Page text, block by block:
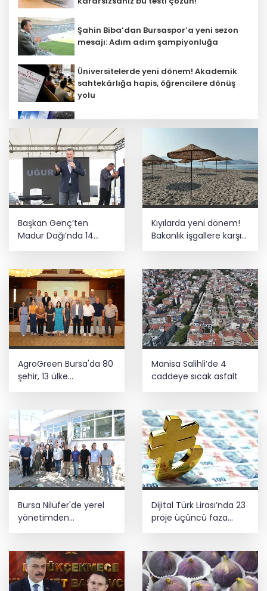
Şahin Biba’dan Bursaspor’a yeni sezon
mesajı: Adım adım şampiyonluğa
Üniversitelerde yeni dönem! Akademik
sahtekârlığa hapis, öğrencilere dönüş
yolu
rüzgar alarmı!
Galatasaray tribün liderine gözaltı
talimatı
Büyükelçiliklerde değişim... 4 ülkeye yeni
atama
oldu
Başkan Genç’ten
Madur Dağı’nda 14
kilometrelik asfalt
Kıyılarda yeni dönem!
Bakanlık işgallere karşı
devrede
AgroGreen Bursa'da 80
şehir, 13 ülke
ağırlayacak
Manisa Salihli’de 4
caddeye sıcak asfalt
Bursa Nilüfer'de yerel
yönetimden
Dijital Türk Lirası’nda 23
proje üçüncü faza